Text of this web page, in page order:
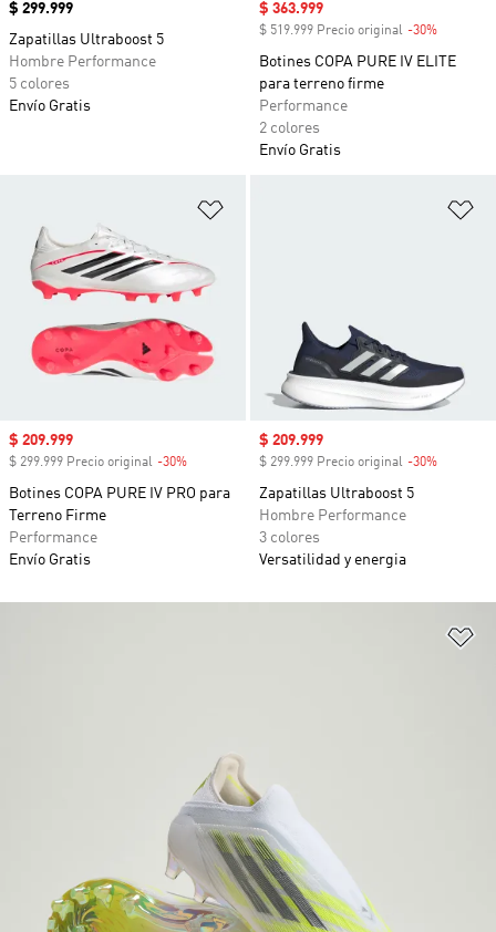
Precio
$ 299.999
Zapatillas Ultraboost 5
Hombre Performance
5 colores
Envío Gratis
Precio de venta
$ 363.999
$ 519.999 Precio original -30%
Botines COPA PURE IV ELITE
para terreno firme
Performance
2 colores
Envío Gratis
Precio de venta
$ 209.999
$ 299.999 Precio original -30%
Botines COPA PURE IV PRO para
Terreno Firme
Performance
Envío Gratis
Precio de venta
$ 209.999
$ 299.999 Precio original -30%
Zapatillas Ultraboost 5
Hombre Performance
3 colores
Versatilidad y energia